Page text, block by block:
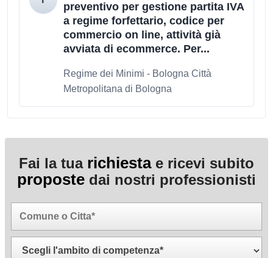
preventivo per gestione partita IVA
a regime forfettario, codice per
commercio on line, attività già
avviata di ecommerce. Per...
Regime dei Minimi - Bologna Città
Metropolitana di Bologna
Fai la tua richiestae ricevi subito
proposte dai nostri professionisti